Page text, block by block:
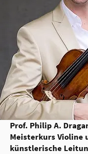
Prof. Philip A.
Meisterkurs Violine
künstlerische